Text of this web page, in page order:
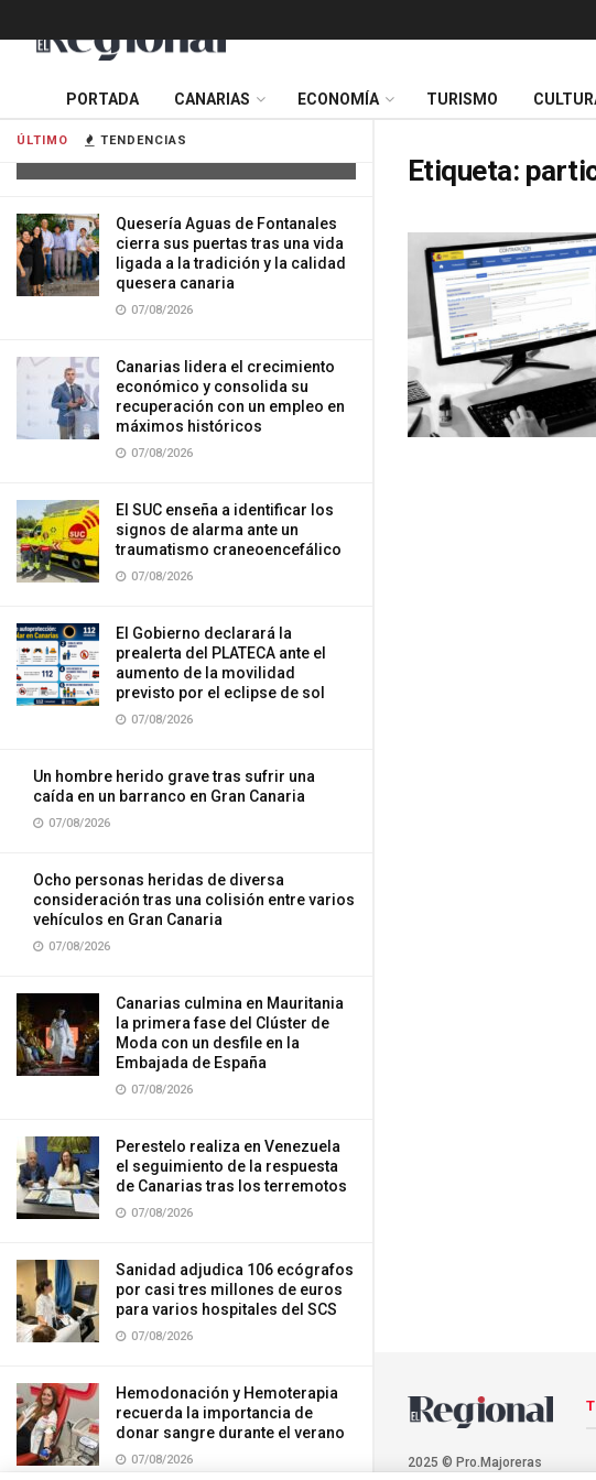
ÚLTIMO TENDENCIAS
impactar su vehículo contra una
Quesería Aguas de Fontanales
cierra sus puertas tras una vida
ligada a la tradición y la calidad
quesera canaria
07/08/2026
Canarias lidera el crecimiento
económico y consolida su
recuperación con un empleo en
máximos históricos
07/08/2026
El SUC enseña a identificar los
signos de alarma ante un
traumatismo craneoencefálico
07/08/2026
El Gobierno declarará la
prealerta del PLATECA ante el
aumento de la movilidad
previsto por el eclipse de sol
07/08/2026
Un hombre herido grave tras sufrir una
caída en un barranco en Gran Canaria
07/08/2026
Ocho personas heridas de diversa
consideración tras una colisión entre varios
vehículos en Gran Canaria
07/08/2026
Canarias culmina en Mauritania
la primera fase del Clúster de
Moda con un desfile en la
Embajada de España
07/08/2026
Perestelo realiza en Venezuela
el seguimiento de la respuesta
de Canarias tras los terremotos
07/08/2026
Sanidad adjudica 106 ecógrafos
por casi tres millones de euros
para varios hospitales del SCS
07/08/2026
Hemodonación y Hemoterapia
recuerda la importancia de
donar sangre durante el verano
07/08/2026
PORTADA CANARIAS ECONOMÍA TURISMO
Etiqueta:
2025 © Pro.Majoreras